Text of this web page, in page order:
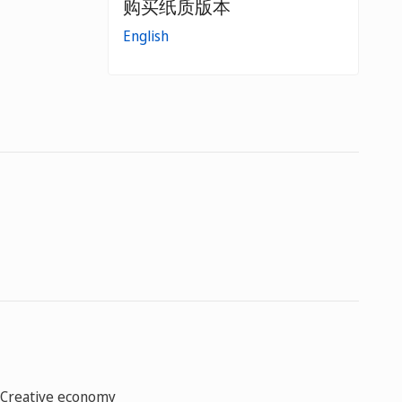
购买纸质版本
English
Creative economy